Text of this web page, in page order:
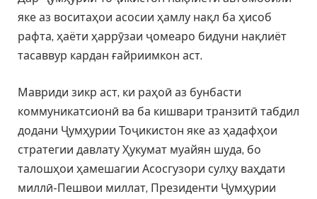
яке аз воситаҳои асосии ҳамлу нақл ба ҳисоб
рафта, ҳаёти ҳаррӯзаи ҷомеаро бидуни нақлиёт
тасаввур кардан ғайриимкон аст.
Мавриди зикр аст, ки раҳоӣ аз бунбасти
коммуникатсионӣ ва ба кишвари транзитӣ табдил
додани Ҷумҳурии Тоҷикистон яке аз ҳадафҳои
стратегии давлату Ҳукумат муайян шуда, бо
талошҳои ҳамешагии Асосгузори сулҳу ваҳдати
миллӣ-Пешвои миллат, Президенти Ҷумҳурии